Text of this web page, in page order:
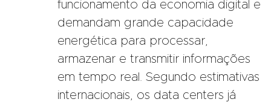
funcionamento da economia digital e
demandam grande capacidade
energética para processar,
armazenar e transmitir informações
em tempo real. Segundo estimativas
internacionais, os data centers já